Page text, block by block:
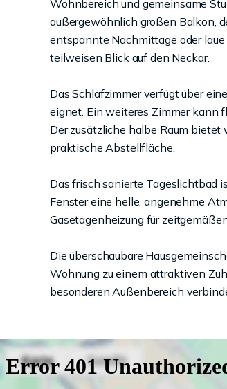
Wohnbereich und gemeinsame
außergewöhnlich großen Balkon,
entspannte Nachmittage oder
teilweisen Blick auf den Neckar.
Das Schlafzimmer verfügt über
eignet. Ein weiteres Zimmer kann
Der zusätzliche halbe Raum
praktische Abstellfläche.
Das frisch sanierte Tageslichtbad
Fenster eine helle, angenehme
Gasetagenheizung für
Die überschaubare
Wohnung zu einem attraktiven
besonderen Außenbereich